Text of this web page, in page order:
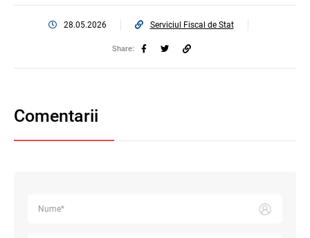
28.05.2026 Serviciul Fiscal de Stat
Share:
Comentarii